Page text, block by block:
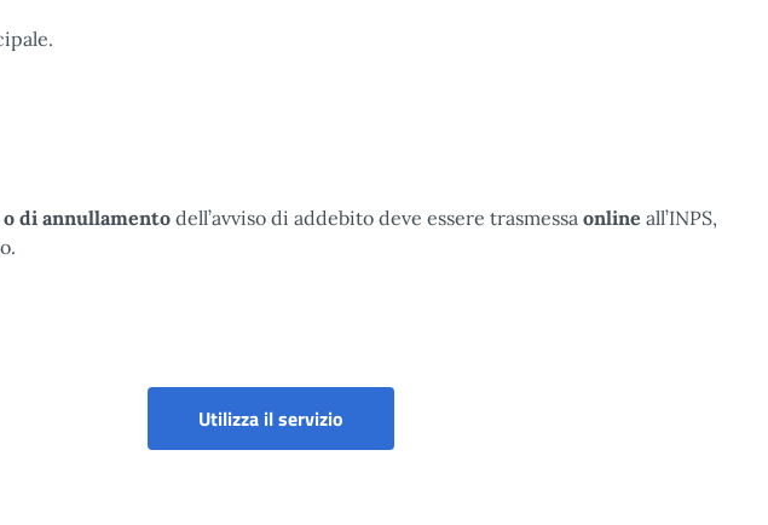
di annullamento dell’avviso di addebito deve essere trasmessa online all’INPS,
Utilizza il servizio